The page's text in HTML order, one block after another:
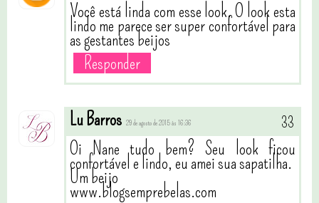
Você está linda com esse look. O look esta
lindo me parece ser super confortável para
as gestantes beijos
Responder
Lu Barros 29 de agosto de 2015 às 16:36
Oi Nane tudo bem? Seu look ficou
confortável e lindo, eu amei sua sapatilha.
Um beijo
www.blogsemprebelas.com